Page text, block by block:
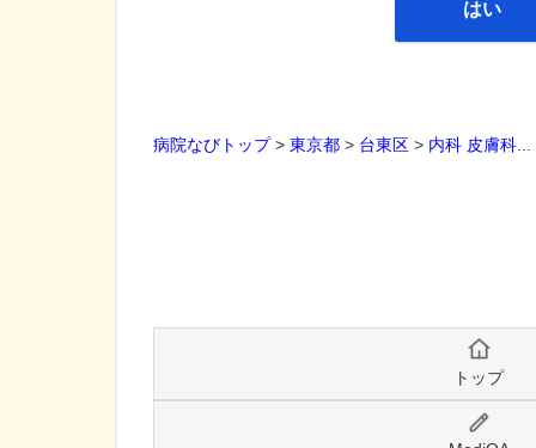
はい
病院なびトップ> 東京都 > 台東区 > 内科 皮膚科
トップ